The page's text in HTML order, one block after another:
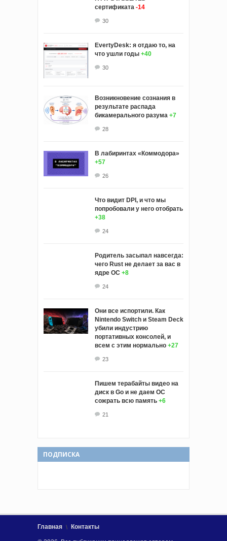
сертификата -14
30
EvertyDesk: я отдаю то, на
что ушли годы +40
30
Возникновение сознания в
результате распада
бикамерального разума +7
28
В лабиринтах «Коммодора»
+57
26
Что видит DPI, и что мы
попробовали у него отобрать
+38
24
Родитель засыпал навсегда:
чего Rust не делает за вас в
ядре ОС +8
24
Они все испортили. Как
Nintendo Switch и Steam Deck
убили индустрию
портативных консолей, и
всем с этим нормально +27
23
Пишем терабайты видео на
диск в Go и не даем ОС
сожрать всю память +6
21
ПОДПИСКА
Главная Контакты